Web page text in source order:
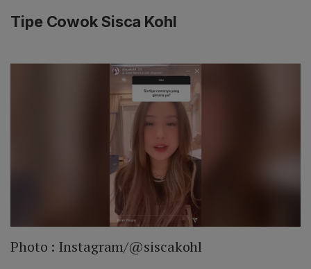
Tipe Cowok Sisca Kohl
Photo : Instagram/@siscakohl